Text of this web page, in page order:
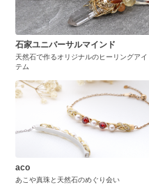
石家ユニバーサルマインド
天然石で作るオリジナルのヒーリングアイ
テム
aco
あこや真珠と天然石のめぐり会い